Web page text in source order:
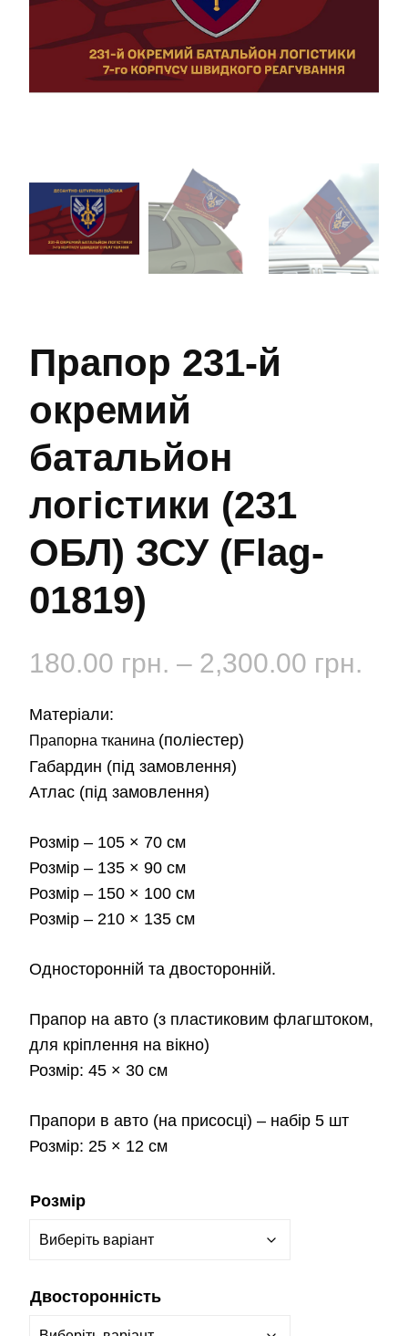
Прапор 231-й
окремий
батальйон
логістики (231
ОБЛ) ЗСУ (Flag-
01819)
180.00 грн. – 2,300.00 грн.
Матеріали:
Прапорна тканина (поліестер)
Габардин (під замовлення)
Атлас (під замовлення)
Розмір – 105 × 70 см
Розмір – 135 × 90 см
Розмір – 150 × 100 см
Розмір – 210 × 135 см
Односторонній та двосторонній.
Прапор на авто (з пластиковим флагштоком,
для кріплення на вікно)
Розмір: 45 × 30 см
Прапори в авто (на присосці) – набір 5 шт
Розмір: 25 × 12 см
Розмір
Двосторонність